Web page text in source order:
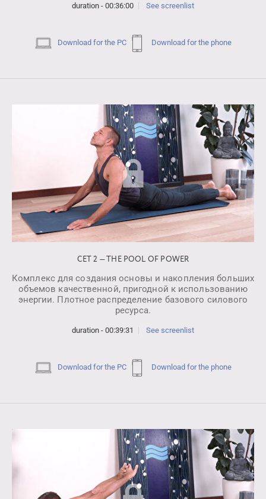
duration - 00:36:00 See screenlist
Download for the PC Download for the phone
СЕТ 2 — THE POOL OF POWER
Комплекс для создания основы и накопления больших
объемов качественной, пригодной к использованию
энергии. Плотное распределение базового силового
ресурса.
duration - 00:39:31 See screenlist
Download for the PC Download for the phone